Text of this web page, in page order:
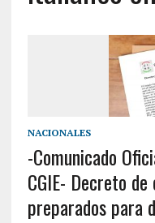
NACIONALES
-Comunicado
CGIE- Decreto de
preparados para